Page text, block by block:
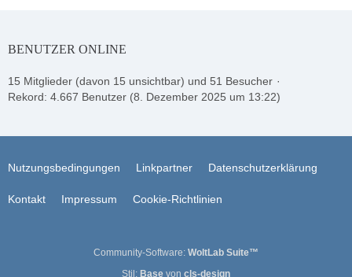
BENUTZER ONLINE
15 Mitglieder (davon 15 unsichtbar) und 51 Besucher
Rekord: 4.667 Benutzer (8. Dezember 2025 um 13:22)
Nutzungsbedingungen Linkpartner Datenschutzerklärung
Kontakt Impressum Cookie-Richtlinien
Community-Software: WoltLab Suite™
Stil: Base von cls-design